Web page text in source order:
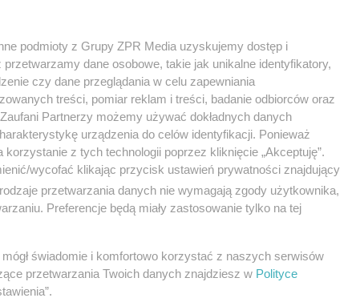
powtarzalnych
i przestrzeń
detali i drogich
dla tej
architektury.
podmioty z Grupy ZPR Media uzyskujemy dostęp i
dane osobowe, takie jak unikalne identyfikatory,
czy dane przeglądania w celu zapewniania
treści, pomiar reklam i treści, badanie odbiorców oraz
Partnerzy możemy używać dokładnych danych
urządzenia do celów identyfikacji. Ponieważ
z tych technologii poprzez kliknięcie „Akceptuję”.
wycofać klikając przycisk ustawień prywatności znajdujący
przetwarzania danych nie wymagają zgody użytkownika,
Preferencje będą miały zastosowanie tylko na tej
świadomie i komfortowo korzystać z naszych serwisów
przetwarzania Twoich danych znajdziesz w Polityce